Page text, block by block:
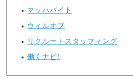
マッハバイト
ウィルオブ
リクルートスタッフィング
働くナビ!